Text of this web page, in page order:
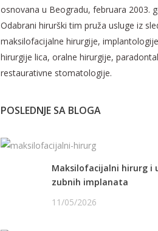
osnovana u Beogradu, februara 2003.
Odabrani hirurški tim pruža usluge iz
maksilofacijalne hirurgije,
hirurgije lica, oralne hirurgije,
restaurativne stomatologije.
POSLEDNJE SA BLOGA
Maksilofacijalni hirurg i
zubnih implanata
11/05/2026